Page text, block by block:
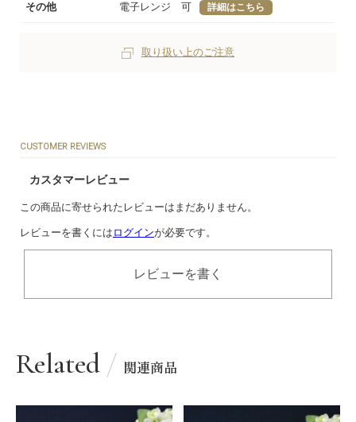
その他 電子レンジ 可 詳細はこちら
取り扱い上のご注意
CUSTOMER REVIEWS
カスタマーレビュー
この商品に寄せられたレビューはまだありません。
レビューを書くには ログインが必要です。
レビューを書く
Related 関連商品